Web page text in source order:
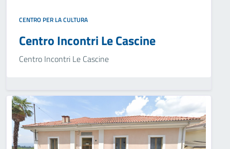
CENTRO PER LA CULTURA
Centro Incontri Le Cascine
Centro Incontri Le Cascine